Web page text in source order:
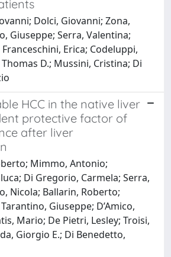
Dolci, Giovanni; Zona,
Giuseppe; Serra, Valentina;
Erica; Codeluppi,
D.; Mussini, Cristina; Di
HCC in the native liver
protective factor of
after liver
Mimmo, Antonio;
Di Gregorio, Carmela; Serra,
Nicola; Ballarin, Roberto;
Giuseppe; D’Amico,
Mario; De Pietri, Lesley; Troisi,
Giorgio E.; Di Benedetto,